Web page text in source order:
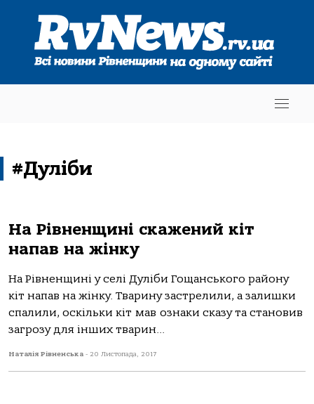
#Дуліби
На Рівненщині скажений кіт
напав на жінку
На Рівненщині у селі Дуліби Гощанського району
кіт напав на жінку. Тварину застрелили, а залишки
спалили, оскільки кіт мав ознаки сказу та становив
загрозу для інших тварин...
Наталія Рівненська - 20 Листопада, 2017